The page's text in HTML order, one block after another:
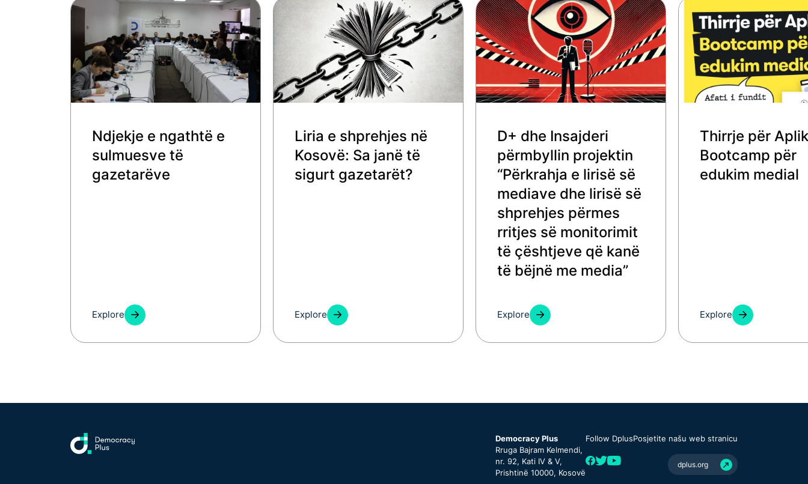
Ndjekje e ngathtë e
sulmuesve të
gazetarëve
Explore
Liria e shprehjes në
Kosovë: Sa janë të
sigurt gazetarët?
Explore
D+ dhe Insajderi
përmbyllin projektin
“Përkrahja e lirisë së
mediave dhe lirisë së
shprehjes përmes
rritjes së monitorimit
të çështjeve që kanë
të bëjnë me media”
Explore
Thirrje për
Bootcamp për
edukim medial
Explore
Democracy Plus
Rruga Bajram Kelmendi,
nr. 92, Kati IV & V,
Prishtinë 10000, Kosovë
Follow DplusPosjetite našu web stranicu
dplus.org